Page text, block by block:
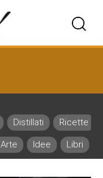
Distillati Ricette
Arte Idee Libri